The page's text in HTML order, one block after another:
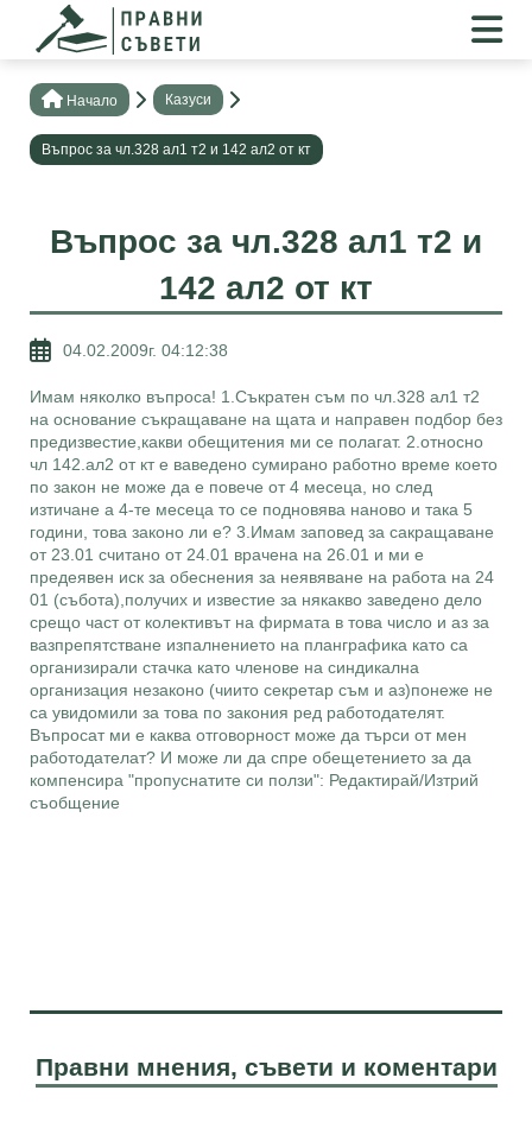
Нaчало Казуси
Въпрос за чл.328 ал1 т2 и 142 ал2 от кт
Въпрос за чл.328 ал1 т2 и
142 ал2 от кт
04.02.2009г. 04:12:38
Имам няколко въпроса! 1.Съкратен съм по чл.328 ал1 т2
на основание съкращаване на щата и направен подбор без
предизвестие,какви обещитения ми се полагат. 2.относно
чл 142.ал2 от кт е ваведено сумирано работно време което
по закон не може да е повече от 4 месеца, но след
изтичане а 4-те месеца то се подновява наново и така 5
години, това законо ли е? 3.Имам заповед за сакращаване
от 23.01 считано от 24.01 врачена на 26.01 и ми е
предеявен иск за обеснения за неявяване на работа на 24
01 (събота),получих и известие за някакво заведено дело
срещо част от колективът на фирмата в това число и аз за
вазпрепятстване изпалнението на планграфика като са
организирали стачка като членове на синдикална
организация незаконо (чиито секретар съм и аз)понеже не
са увидомили за това по закония ред работодателят.
Въпросат ми е каква отговорност може да търси от мен
работодателат? И може ли да спре обещетението за да
компенсира "пропуснатите си ползи": Редактирай/Изтрий
съобщение
Правни мнения, съвети и коментари